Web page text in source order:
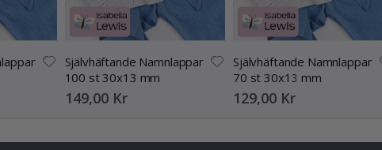
Självhäftande Namnlappar
100 st 30x13 mm
149,00 Kr
Självhäftande Namnlappar
70 st 30x13 mm
129,00 Kr